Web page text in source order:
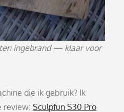
ingebrand — klaar voor
die ik gebruik? Ik
review:Sculpfun S30 Pro